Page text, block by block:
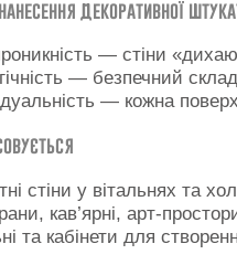
декоративної
— стіни
— безпечний
— кожна
стіни у вітальнях та
кав’ярні, арт-
та кабінети для